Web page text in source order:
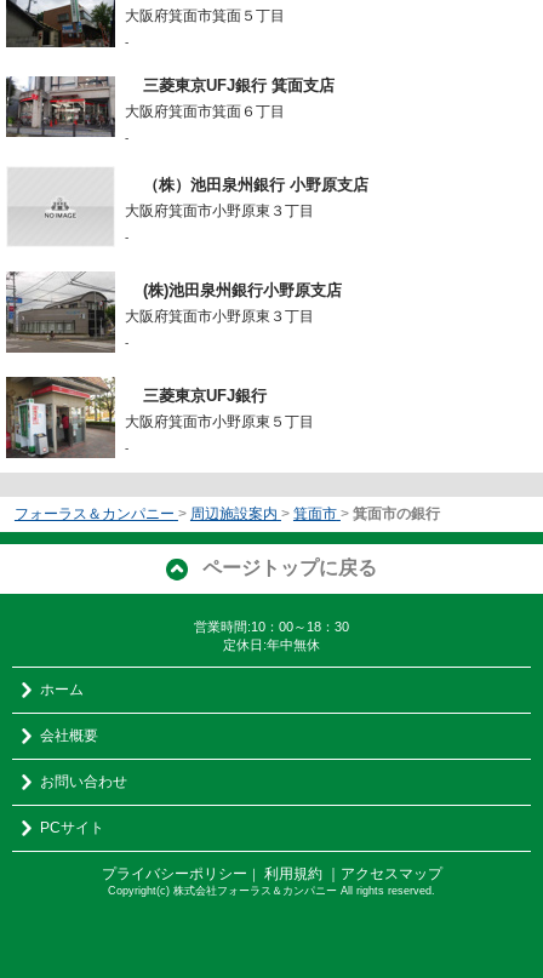
大阪府箕面市箕面５丁目
-
三菱東京UFJ銀行 箕面支店
大阪府箕面市箕面６丁目
-
（株）池田泉州銀行 小野原支店
大阪府箕面市小野原東３丁目
-
(株)池田泉州銀行小野原支店
大阪府箕面市小野原東３丁目
-
三菱東京UFJ銀行
大阪府箕面市小野原東５丁目
-
フォーラス＆カンパニー > 周辺施設案内 > 箕面市 > 箕面市の銀行
ページトップに戻る
営業時間:10：00～18：30
定休日:年中無休
ホーム
会社概要
お問い合わせ
PCサイト
プライバシーポリシー ｜ 利用規約 ｜アクセスマップ
Copyright(c) 株式会社フォーラス＆カンパニー All rights reserved.